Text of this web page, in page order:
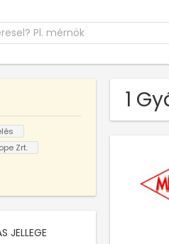
1
Zrt.
JELLEGE